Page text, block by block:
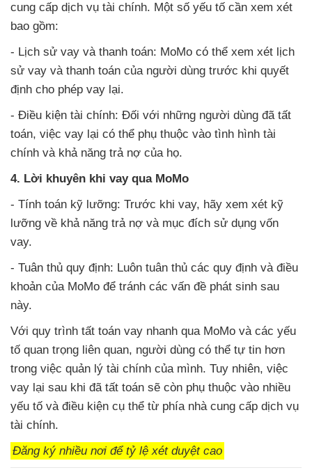
cung cấp dịch vụ tài chính. Một số yếu tố cần xem xét
bao gồm:
- Lịch sử vay và thanh toán: MoMo có thể xem xét lịch
sử vay và thanh toán của người dùng trước khi quyết
định cho phép vay lại.
- Điều kiện tài chính: Đối với những người dùng đã tất
toán, việc vay lại có thể phụ thuộc vào tình hình tài
chính và khả năng trả nợ của họ.
4. Lời khuyên khi vay qua MoMo
- Tính toán kỹ lưỡng: Trước khi vay, hãy xem xét kỹ
lưỡng về khả năng trả nợ và mục đích sử dụng vốn
vay.
- Tuân thủ quy định: Luôn tuân thủ các quy định và điều
khoản của MoMo để tránh các vấn đề phát sinh sau
này.
Với quy trình tất toán vay nhanh qua MoMo và các yếu
tố quan trọng liên quan, người dùng có thể tự tin hơn
trong việc quản lý tài chính của mình. Tuy nhiên, việc
vay lại sau khi đã tất toán sẽ còn phụ thuộc vào nhiều
yếu tố và điều kiện cụ thể từ phía nhà cung cấp dịch vụ
tài chính.
Đăng ký nhiều nơi để tỷ lệ xét duyệt cao